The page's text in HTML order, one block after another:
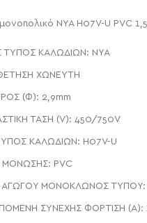
NYA H07V-U PVC
ΤΥΠΟΣ ΚΑΛΩΔΙΩΝ: NYA
ΧΩΝΕΥΤΗ
(Φ): 2,9mm
ΤΑΣΗ (V): 450/750V
ΚΑΛΩΔΙΩΝ: H07V-U
PVC
ΜΟΝΟΚΛΩΝΟΣ ΤΥΠΟΥ:
ΣΥΝΕΧΗΣ ΦΟΡΤΙΣΗ (Α):